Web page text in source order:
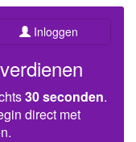
Inloggen
Start vandaag nog met verdienen
30 seconden.
direct met